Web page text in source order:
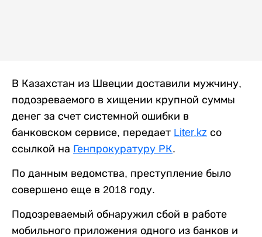
В Казахстан из Швеции доставили мужчину,
подозреваемого в хищении крупной суммы
денег за счет системной ошибки в
банковском сервисе, передает Liter.kz со
ссылкой на Генпрокуратуру РК.
По данным ведомства, преступление было
совершено еще в 2018 году.
Подозреваемый обнаружил сбой в работе
мобильного приложения одного из банков и